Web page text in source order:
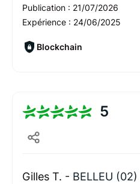
Publication : 21/07/2026
Expérience : 24/06/2025
Blockchain
5
Gilles T. - BELLEU (02)